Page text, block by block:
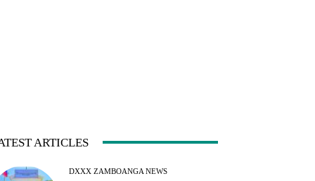
ARTICLES
DXXX ZAMBOANGA NEWS